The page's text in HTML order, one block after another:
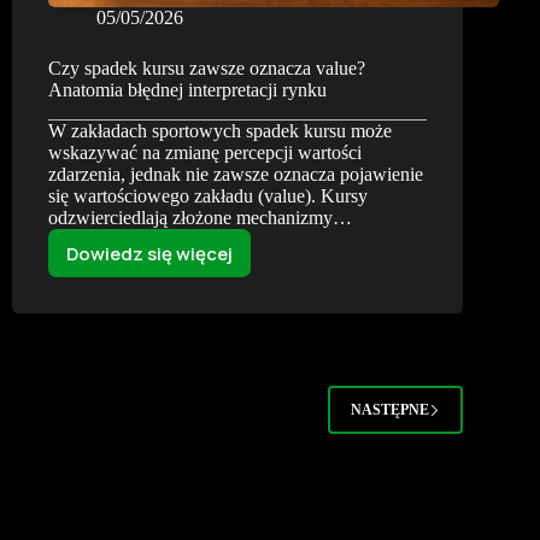
05/05/2026
Czy spadek kursu zawsze oznacza value?
Anatomia błędnej interpretacji rynku
W zakładach sportowych spadek kursu może
wskazywać na zmianę percepcji wartości
zdarzenia, jednak nie zawsze oznacza pojawienie
się wartościowego zakładu (value). Kursy
odzwierciedlają złożone mechanizmy…
Dowiedz się więcej
Czy
kursu
NASTĘPNE